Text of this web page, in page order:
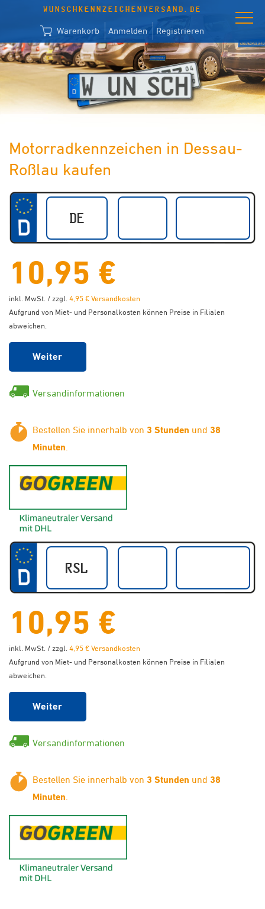
WUNSCHKENNZEICHENVERSAND.DE
Warenkorb Anmelden Registrieren
Motorradkennzeichen in Dessau-
Roßlau kaufen
10,95 €
inkl. MwSt. / zzgl. 4,95 € Versandkosten
Aufgrund von Miet- und Personalkosten können Preise in Filialen
abweichen.
Weiter
Versandinformationen
Bestellen Sie innerhalb von 3 Stunden und 38
Minuten
10,95 €
inkl. MwSt. / zzgl. 4,95 € Versandkosten
Aufgrund von Miet- und Personalkosten können Preise in Filialen
abweichen.
Weiter
Versandinformationen
Bestellen Sie innerhalb von 3 Stunden und 38
Minuten